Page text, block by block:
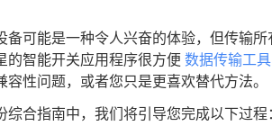
备可能是一种令人兴奋的体验，但传输
的智能开关应用程序很方便 数据传输工具
容性问题，或者您只是更喜欢替代方法。
综合指南中，我们将引导您完成以下过程